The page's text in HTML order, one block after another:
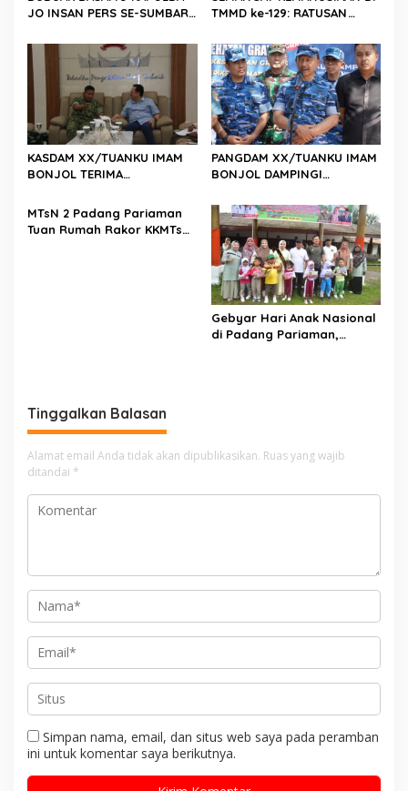
JO INSAN PERS SE-SUMBAR,
Abadhy Dorong Kolaborasi
Polri dan Media Demi
Kepentingan Masyarakat
TMMD ke-129: RATUSAN
KEBUTUHAAN STOK DARAH
KASDAM XX/TUANKU IMAM
BONJOL TERIMA
ANGGOTA DPD RI H. IRMAN
GUSMAN, S.E., M.B.A., DI
MAKODAM
PANGDAM XX/TUANKU IMAM
BONJOL DAMPINGI
AU KE-79 DI LANUD SUTAN
SJAHRIR
MTsN 2 Padang Pariaman
Tuan Rumah Rakor KKMTs
Gebyar Hari Anak Nasional
di Padang Pariaman,
Tinggalkan Balasan
Alamat email Anda tidak akan dipublikasikan. Ruas yang wajib
ditandai *
Simpan nama, email, dan situs web saya pada peramban
ini untuk komentar saya berikutnya.